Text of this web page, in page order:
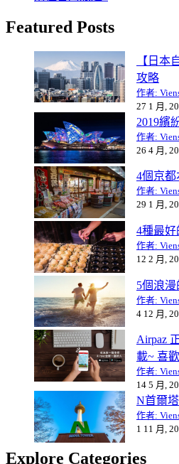
Featured Posts
【日本
攻略
作者:
27 1 月,
2019繽
作者:
26 4 月,
4個京都
作者:
29 1 月,
4種最好
作者:
12 2 月,
5個浪
作者:
4 12 月,
Airpaz
載~ 喜
作者:
14 5 月,
N首爾
作者:
1 11 月,
Explore Categories